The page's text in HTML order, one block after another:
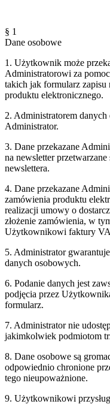
§ 1
Dane osobowe
1. Użytkownik może
Administratorowi za
takich jak formularz zapisu
produktu elektronicznego.
2. Administratorem
Administrator.
3. Dane przekazane
na newsletter
newslettera.
4. Dane przekazane
zamówienia produktu
realizacji umowy o
złożenie zamówienia, w
Użytkownikowi faktury
5. Administrator
danych osobowych.
6. Podanie danych jest
podjęcia przez
formularz.
7. Administrator nie
jakimkolwiek podmiotom
8. Dane osobowe są
odpowiednio chronione
tego nieupoważnione.
9. Użytkownikowi